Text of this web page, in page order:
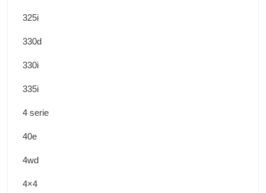
325i
330d
330i
335i
4 serie
40e
4wd
4×4